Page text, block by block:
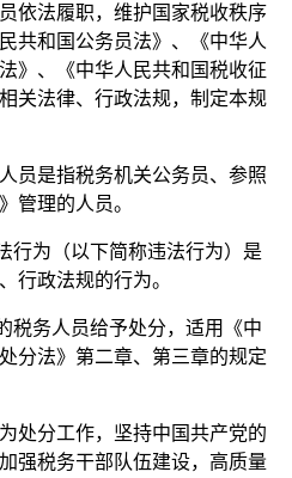
依法履职，维护国家税收秩序
共和国公务员法》、《中华人
》、《中华人民共和国税收征
关法律、行政法规，制定本规
员是指税务机关公务员、参照
管理的人员。
为（以下简称违法行为）是
行政法规的行为。
务人员给予处分，适用《中
分法》第二章、第三章的规定
处分工作，坚持中国共产党的
强税务干部队伍建设，高质量